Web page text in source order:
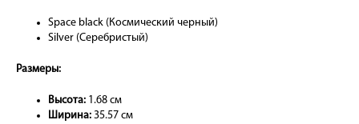
Space black (Космический черный)
Silver (Серебристый)
Размеры:
Высота: 1.68 см
Ширина: 35.57 см